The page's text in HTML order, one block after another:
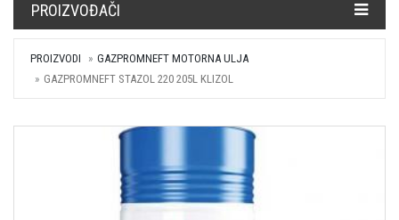
PROIZVOĐAČI
PROIZVODI
GAZPROMNEFT MOTORNA ULJA
GAZPROMNEFT STAZOL 220 205L KLIZOL